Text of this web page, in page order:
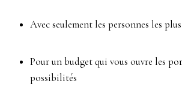
Avec seulement les personnes les
Pour un budget qui vous ouvre les
possibilités